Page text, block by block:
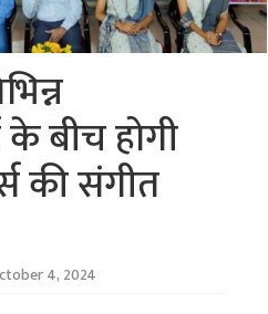
के बीच होगी
की संगीत
4, 2024